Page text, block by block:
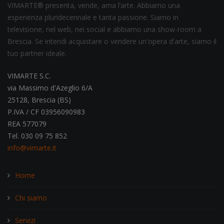
VIMARTE® presenta, vende, ama l’arte. Abbiamo una
esperienza pluridecennale e tanta passione. Siamo in
televisione, nel web, nei social e abbiamo una show-room a
Brescia. Se intendi acquistare o vendere un'opera d'arte, siamo il
tuo partner ideale.
VIMARTE S.C.
via Massimo d'Azeglio 6/A
25128, Brescia (BS)
P.IVA / CF 03956090983
REA 577079
Tel. 030 09 75 852
info@vimarte.it
Home
Chi siamo
Servizi